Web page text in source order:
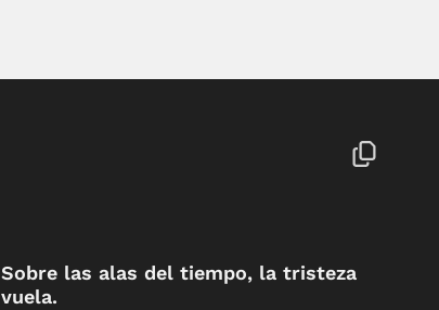
Sobre las alas del tiempo, la tristeza
vuela.